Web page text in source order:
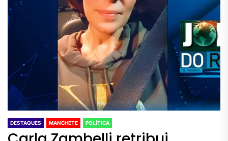
DESTAQUES MANCHETE POLÍTICA